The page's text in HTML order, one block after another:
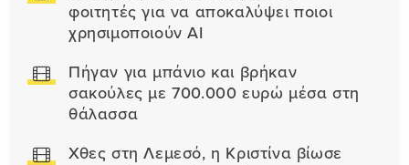
φοιτητές για να αποκαλύψει ποιοι
χρησιμοποιούν AI
Πήγαν για μπάνιο και βρήκαν
σακούλες με 700.000 ευρώ μέσα στη
θάλασσα
Χθες στη Λεμεσό, η Κριστίνα βίωσε